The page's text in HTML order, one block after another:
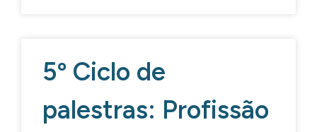
5º Ciclo de
palestras: Profissão